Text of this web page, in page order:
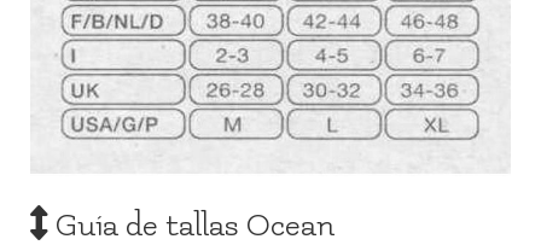
Guía de tallas Ocean